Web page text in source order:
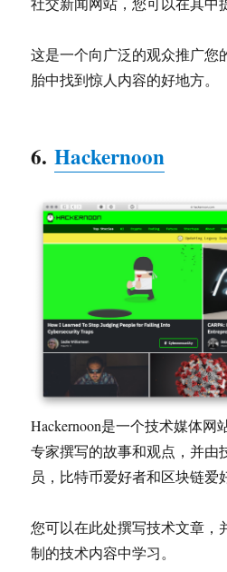
这是一个向广泛的观众推广您
胎中找到惊人内容的好地方。
6.Hackernoon
Hackernoon是一个技术媒体网
专家撰写的故事和观点，并由
员，比特币爱好者和区块链爱
您可以在此处撰写技术文章，
制的技术内容中学习。